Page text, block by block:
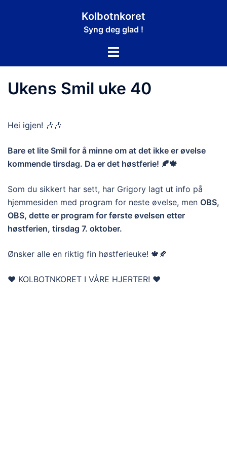
Kolbotnkoret
Syng deg glad !
Toggle
Ukens Smil uke 40
Hei igjen! 🎶🎶
Bare et lite Smil for å minne om at det ikke er øvelse
kommende tirsdag. Da er det høstferie! 🍂🍁
Som du sikkert har sett, har Grigory lagt ut info på
hjemmesiden med program for neste øvelse, men OBS,
OBS, dette er program for første øvelsen etter
høstferien, tirsdag 7. oktober.
Ønsker alle en riktig fin høstferieuke! 🍁🍂
❤️ KOLBOTNKORET I VÅRE HJERTER! ❤️